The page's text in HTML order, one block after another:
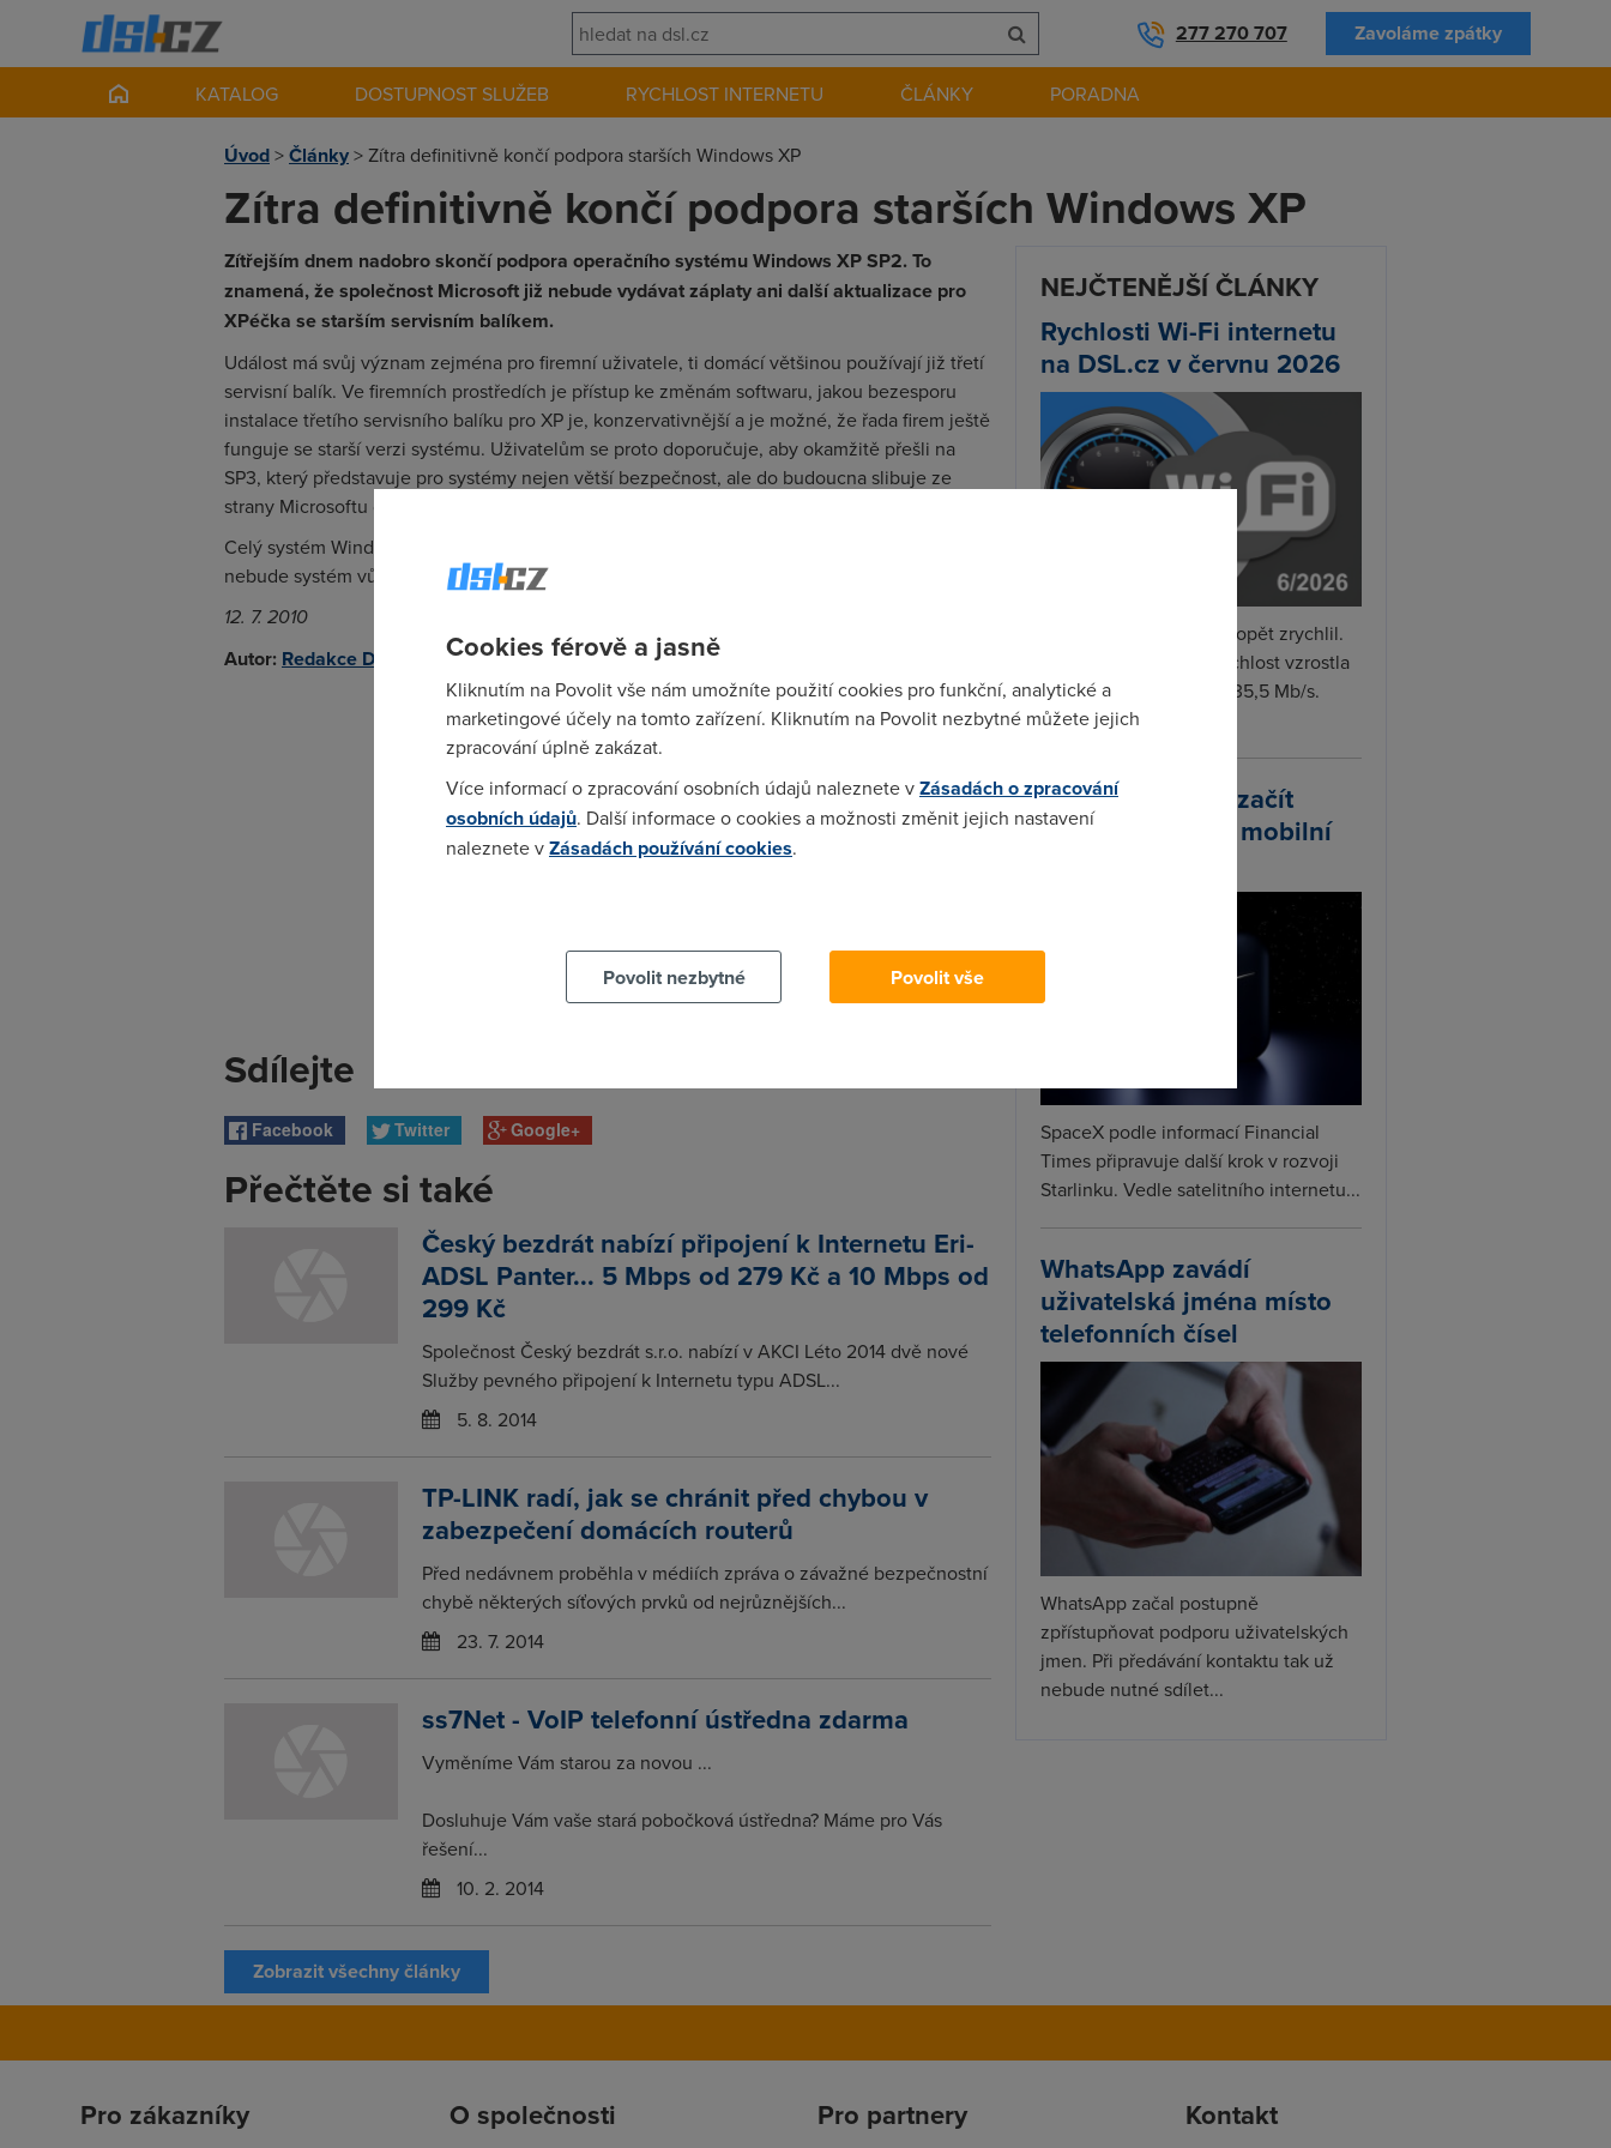
277 270 707 Zavoláme zpátky
KATALOG DOSTUPNOST SLUŽEB RYCHLOST INTERNETU ČLÁNKY PORADNA
Úvod>Články>Zítra definitivně končí podpora starších Windows XP
Zítra definitivně končí podpora starších Windows XP
Zítřejším dnem nadobro skončí podpora operačního systému Windows XP SP2. To
znamená, že společnost Microsoft již nebude vydávat záplaty ani další aktualizace pro
XPéčka se starším servisním balíkem.
Událost má svůj význam zejména pro firemní uživatele, ti domácí většinou používají již třetí
servisní balík. Ve firemních prostředích je přístup ke změnám softwaru, jakou bezesporu
instalace třetího servisního balíku pro XP je, konzervativnější a je možné, že řada firem ještě
funguje se starší verzi systému. Uživatelům se proto doporučuje, aby okamžitě přešli na
SP3, který představuje pro systémy nejen větší bezpečnost, ale do budoucna slibuje ze
strany Microsoftu další podporu.
Celý systém Windows XP včetně SP3 skončí definitivně až za 4 roky. Od té chvíle Microsoft
nebude systém vůbec udržovat.
12. 7. 2010
Autor: Redakce DSL.cz
Sdílejte
Facebook Twitter Google+
Přečtěte si také
Český bezdrát nabízí připojení k Internetu Eri-
ADSL Panter... 5 Mbps od 279 Kč a 10 Mbps od
299 Kč
Společnost Český bezdrát s.r.o. nabízí v AKCI Léto 2014 dvě nové
Služby pevného připojení k Internetu typu ADSL...
5. 8. 2014
TP-LINK radí, jak se chránit před chybou v
zabezpečení domácích routerů
Před nedávnem proběhla v médiích zpráva o závažné bezpečnostní
chybě některých síťových prvků od nejrůznějších...
23. 7. 2014
ss7Net - VoIP telefonní ústředna zdarma
Vyměníme Vám starou za novou ...
Dosluhuje Vám vaše stará pobočková ústředna? Máme pro Vás
řešení...
10. 2. 2014
Zobrazit všechny články
NEJČTENĚJŠÍ ČLÁNKY
Rychlosti Wi-Fi internetu
na DSL.cz v červnu 2026
Wi-Fi internet v červnu opět zrychlil.
Průměrná naměřená rychlost vzrostla
meziměsíčně o 4 % na 35,5 Mb/s.
Podívejte...
Starlink plánuje začít
prodávat vlastní mobilní
SpaceX podle informací Financial
Times připravuje další krok v rozvoji
Starlinku. Vedle satelitního internetu...
WhatsApp zavádí
uživatelská jména místo
telefonních čísel
WhatsApp začal postupně
zpřístupňovat podporu uživatelských
jmen. Při předávání kontaktu tak už
nebude nutné sdílet...
Pro zákazníky O společnosti Pro partnery Kontakt
Cookies férově a jasně
Kliknutím na Povolit vše nám umožníte použití cookies pro funkční, analytické a
marketingové účely na tomto zařízení. Kliknutím na Povolit nezbytné můžete jejich
zpracování úplně zakázat.
Více informací o zpracování osobních údajů naleznete vZásadách o zpracování
osobních údajů. Další informace o cookies a možnosti změnit jejich nastavení
naleznete vZásadách používání cookies.
Povolit nezbytné
Povolit vše